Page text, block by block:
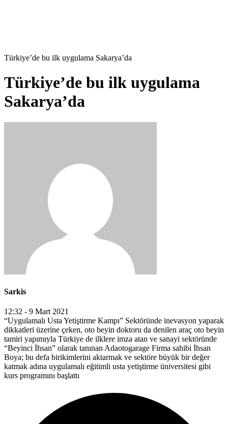
Türkiye’de bu ilk uygulama Sakarya’da
Türkiye’de bu ilk uygulama
Sakarya’da
Sarkis
12:32 - 9 Mart 2021
“Uygulamalı Usta Yetiştirme Kampı” Sektöründe inevasyon yaparak
dikkatleri üzerine çeken, oto beyin doktoru da denilen araç oto beyin
tamiri yapımıyla Türkiye de ilklere imza atan ve sanayi sektöründe
“Beyinci İhsan” olarak tanınan Adaotogarage Firma sahibi İhsan
Boya; bu defa birikimlerini aktarmak ve sektöre büyük bir değer
katmak adına uygulamalı eğitimli usta yetiştirme üniversitesi gibi
kurs programını başlattı